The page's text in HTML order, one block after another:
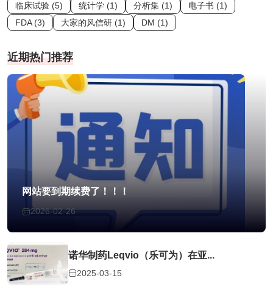
临床试验 (5)
统计学 (1) 分析集 (1)
电子书 (1)
FDA (3)
大家的风信研 (1) DM (1)
近期热门推荐
网站要到期续费了！！！
2026-02-26
诺华制药Leqvio（乐可为）在亚...
2025-03-15